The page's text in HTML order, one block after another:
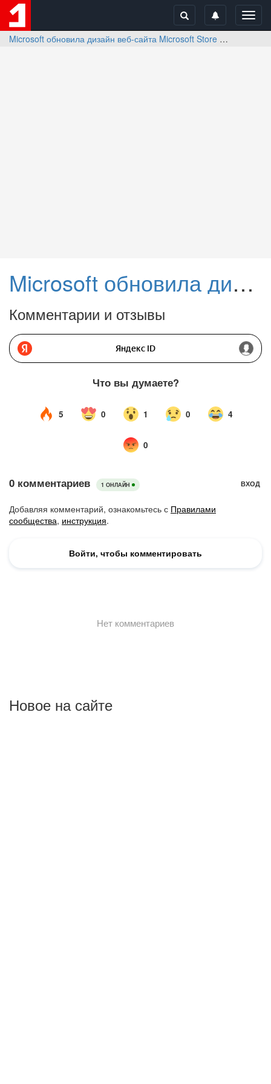
Microsoft обновила дизайн веб-сайта Microsoft Store
Microsoft обновила дизайн веб-сайта Microsoft Store
Комментарии и отзывы
Новое на сайте